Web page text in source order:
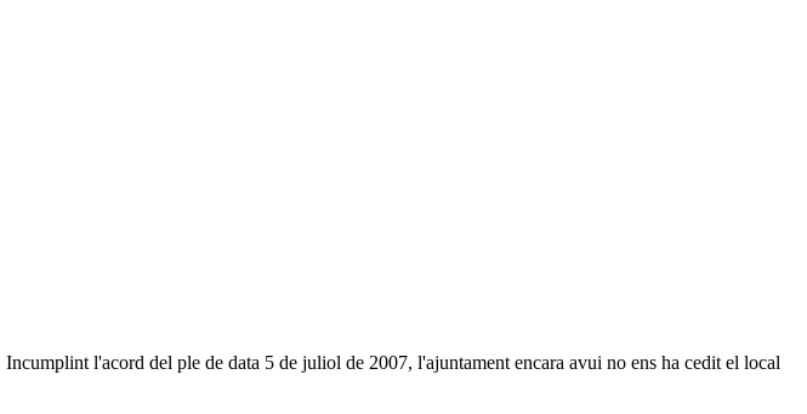
l'acord del ple de data 5 de juliol de 2007, l'ajuntament encara avui no ens ha cedit el local